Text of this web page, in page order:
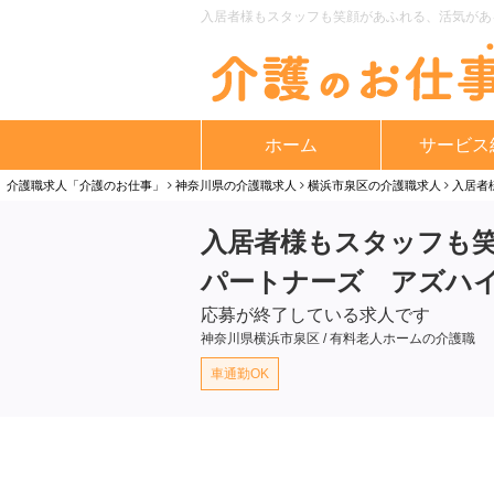
入居者様もスタッフも笑顔があふれる、活気が
ホーム サービス
介護職求人「介護のお仕事」 神奈川県の介護職求人 横浜市泉区の介護職求人 入居者
入居者様もスタッフも
パートナーズ アズハ
応募が終了している求人です
神奈川県横浜市泉区 / 有料老人ホームの介護職
車通勤OK